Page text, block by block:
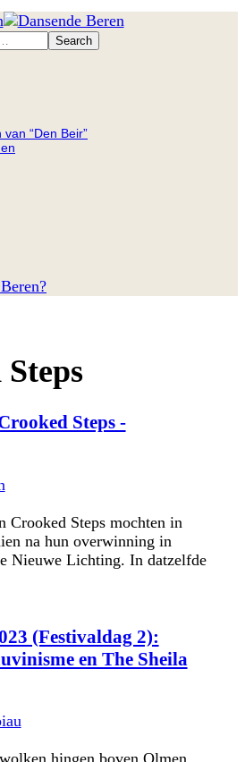
“Den Beir”
Steps -
Crooked Steps mochten in
na hun overwinning in
Nieuwe Lichting. In datzelfde
(Festivaldag 2):
en The Sheila
hingen boven Olmen